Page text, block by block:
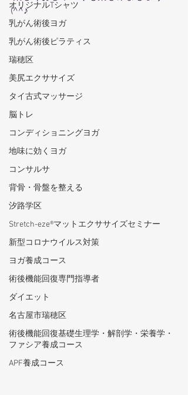
オリジナルTシャツ
乳がん術後ヨガ
乳がん術後ピラティス
瑞穂区
美尻エクササイズ
タイ古式マッサージ
脳トレ
コンディショニングヨガ
地味に効くヨガ
コンサルサ
背骨・骨盤を整える
汐路学区
Stretch-eze®マットエクササイズセミナー
新型コロナウイルス対策
ヨガ養成コース
術後機能回復専門指導者
ダイエット
名古屋市瑞穂区
術後機能回復基礎生理学・解剖学・栄養学・
ファシア養成コース
APF養成コース
(^^♪